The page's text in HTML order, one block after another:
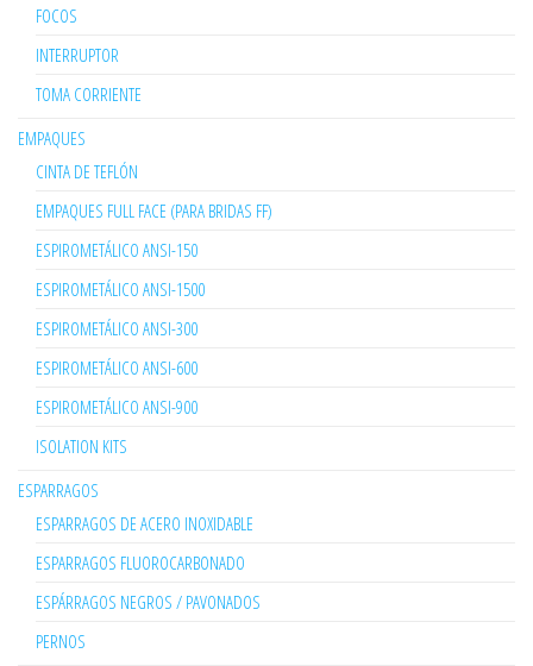
FOCOS
INTERRUPTOR
TOMA CORRIENTE
EMPAQUES
CINTA DE TEFLÓN
EMPAQUES FULL FACE (PARA BRIDAS FF)
ESPIROMETÁLICO ANSI-150
ESPIROMETÁLICO ANSI-1500
ESPIROMETÁLICO ANSI-300
ESPIROMETÁLICO ANSI-600
ESPIROMETÁLICO ANSI-900
ISOLATION KITS
ESPARRAGOS
ESPARRAGOS DE ACERO INOXIDABLE
ESPARRAGOS FLUOROCARBONADO
ESPÁRRAGOS NEGROS / PAVONADOS
PERNOS